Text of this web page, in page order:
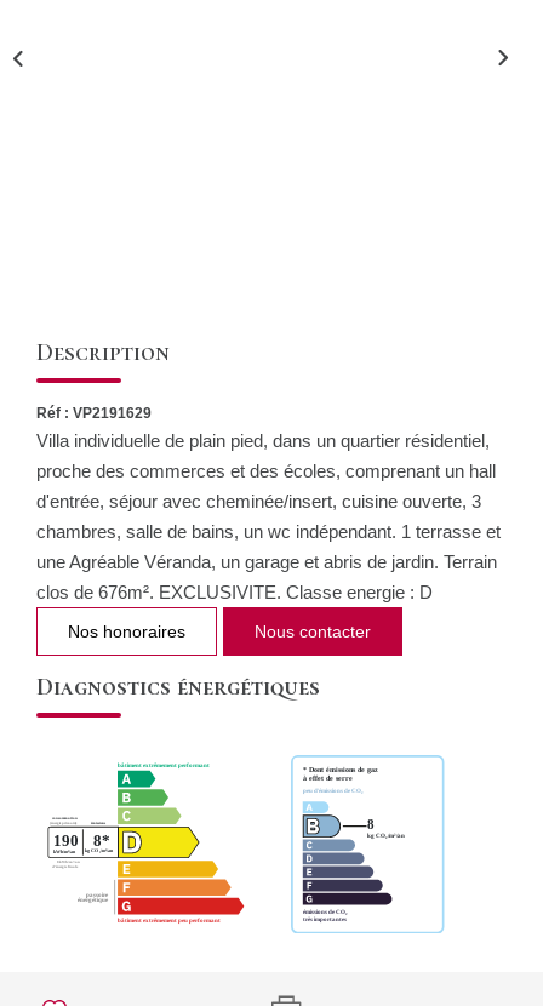
Description
Réf : VP2191629
Villa individuelle de plain pied, dans un quartier résidentiel,
proche des commerces et des écoles, comprenant un hall
d'entrée, séjour avec cheminée/insert, cuisine ouverte, 3
chambres, salle de bains, un wc indépendant. 1 terrasse et
une Agréable Véranda, un garage et abris de jardin. Terrain
clos de 676m². EXCLUSIVITE. Classe energie : D
Nos honoraires Nous contacter
Diagnostics énergétiques